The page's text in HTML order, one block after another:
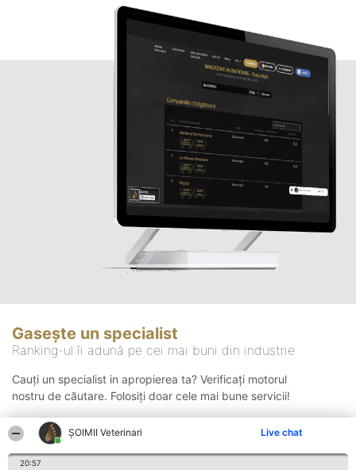
ȘOIMII Veterinari Live chat
20:57
Gasește un specialist
Ranking-ul îi adună pe cei mai buni din industrie
Cauți un specialist in apropierea ta? Verificați motorul
nostru de căutare. Folosiți doar cele mai bune servicii!